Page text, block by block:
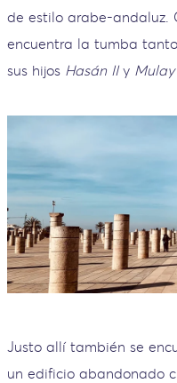
de estilo arabe-andaluz.
encuentra la tumba
sus hijos Hasán IIy
Justo allí también se
un edificio abandonado